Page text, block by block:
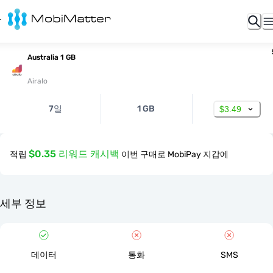
Australia 1 GB
Airalo
7일 1 GB $3.49
적립 $0.35 리워드 캐시백 이번 구매로 MobiPay 지갑에
세부 정보
데이터 통화 SMS